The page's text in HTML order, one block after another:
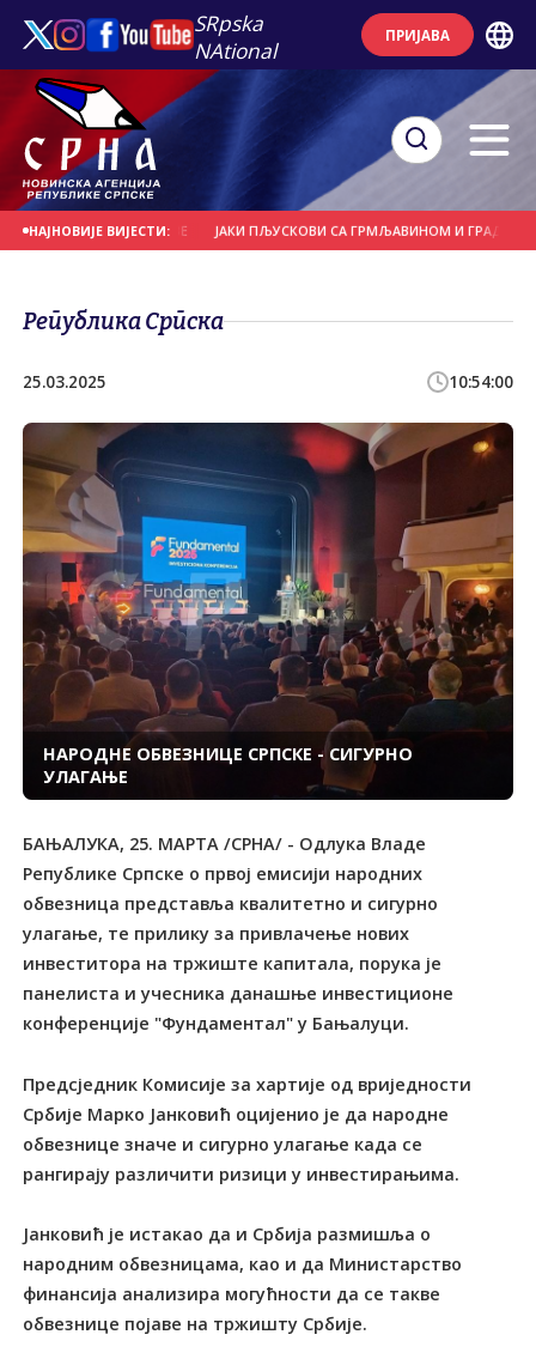
SRpska
NAtional
ПРИЈАВА
НАЈНОВИЈЕ ВИЈЕСТИ:
И НОСИЛА КРОВОВЕ ЈАКИ ПЉУСКОВИ СА ГРМЉАВИНОМ И ГРАДОМ У
Република Српска
25.03.2025 10:54:00
НАРОДНЕ ОБВЕЗНИЦЕ СРПСКЕ - СИГУРНО
УЛАГАЊЕ
БАЊАЛУКА, 25. МАРТА /СРНА/ - Одлука Владе
Републике Српске о првој емисији народних
обвезница представља квалитетно и сигурно
улагање, те прилику за привлачење нових
инвеститора на тржиште капитала, порука је
панелиста и учесника данашње инвестиционе
конференције "Фундаментал" у Бањалуци.
Предсједник Комисије за хартије од вриједности
Србије Марко Јанковић оцијенио је да народне
обвезнице значе и сигурно улагање када се
рангирају различити ризици у инвестирањима.
Јанковић је истакао да и Србија размишља о
народним обвезницама, као и да Министарство
финансија анализира могућности да се такве
обвезнице појаве на тржишту Србије.